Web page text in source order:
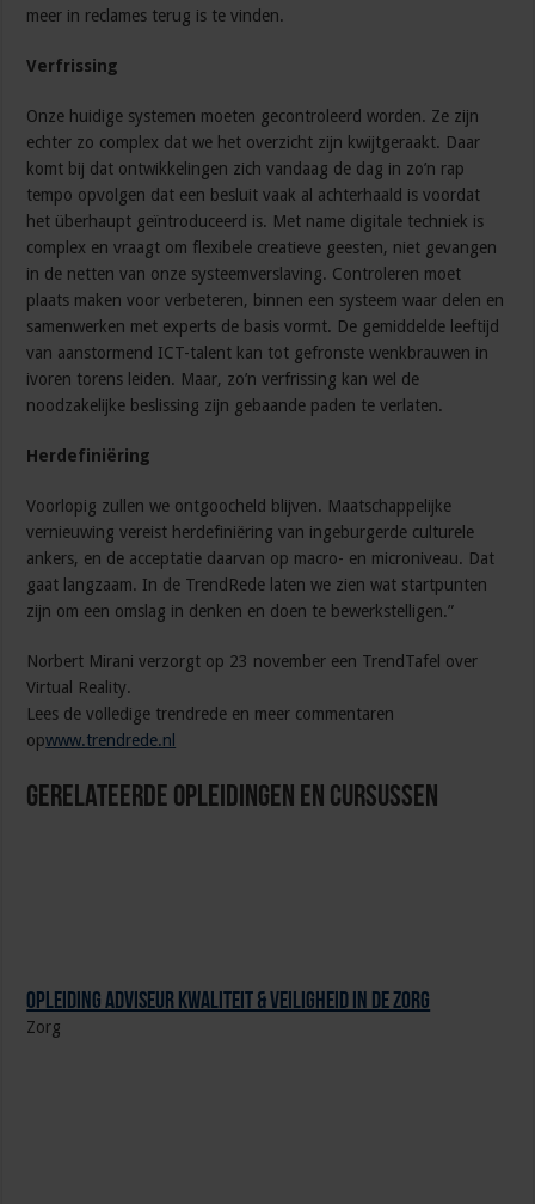
meer in reclames terug is te vinden.
Verfrissing
Onze huidige systemen moeten gecontroleerd worden. Ze zijn
echter zo complex dat we het overzicht zijn kwijtgeraakt. Daar
komt bij dat ontwikkelingen zich vandaag de dag in zo’n rap
tempo opvolgen dat een besluit vaak al achterhaald is voordat
het überhaupt geïntroduceerd is. Met name digitale techniek is
complex en vraagt om flexibele creatieve geesten, niet gevangen
in de netten van onze systeemverslaving. Controleren moet
plaats maken voor verbeteren, binnen een systeem waar delen en
samenwerken met experts de basis vormt. De gemiddelde leeftijd
van aanstormend ICT-talent kan tot gefronste wenkbrauwen in
ivoren torens leiden. Maar, zo’n verfrissing kan wel de
noodzakelijke beslissing zijn gebaande paden te verlaten.
Herdefiniëring
Voorlopig zullen we ontgoocheld blijven. Maatschappelijke
vernieuwing vereist herdefiniëring van ingeburgerde culturele
ankers, en de acceptatie daarvan op macro- en microniveau. Dat
gaat langzaam. In de TrendRede laten we zien wat startpunten
zijn om een omslag in denken en doen te bewerkstelligen.”
Norbert Mirani verzorgt op 23 november een TrendTafel over
Virtual Reality.
Lees de volledige trendrede en meer commentaren
opwww.trendrede.nl
Gerelateerde Opleidingen en Cursussen
Opleiding Adviseur Kwaliteit & Veiligheid in de zorg
Zorg